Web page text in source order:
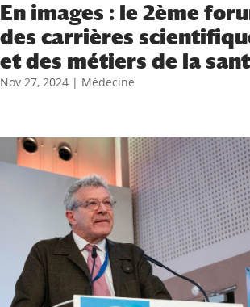
En images : le 2ème
des carrières
et des métiers de la
Nov 27, 2024 | Médecine